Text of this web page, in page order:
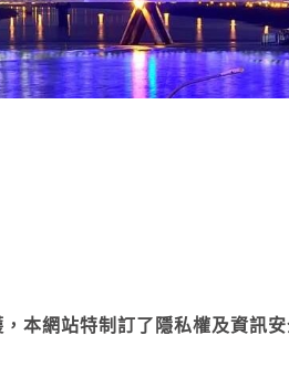
本網站特制訂了隱私權及資訊安